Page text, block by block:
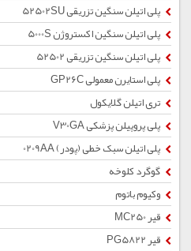
پلی اتیلن سنگین تزریقی 52502SU
پلی اتیلن سنگین اکستروژن 5000S
پلی اتیلن سنگین تزریقی 52502
پلی استایرن معمولی GP26C
تری اتیلن گلایکول
پلی پروپیلن پزشکی V30GA
پلی اتیلن سبک خطی (پودر) 0209AA
گوگرد کلوخه
وکیوم باتوم
قیر MC250
قیر PG5822